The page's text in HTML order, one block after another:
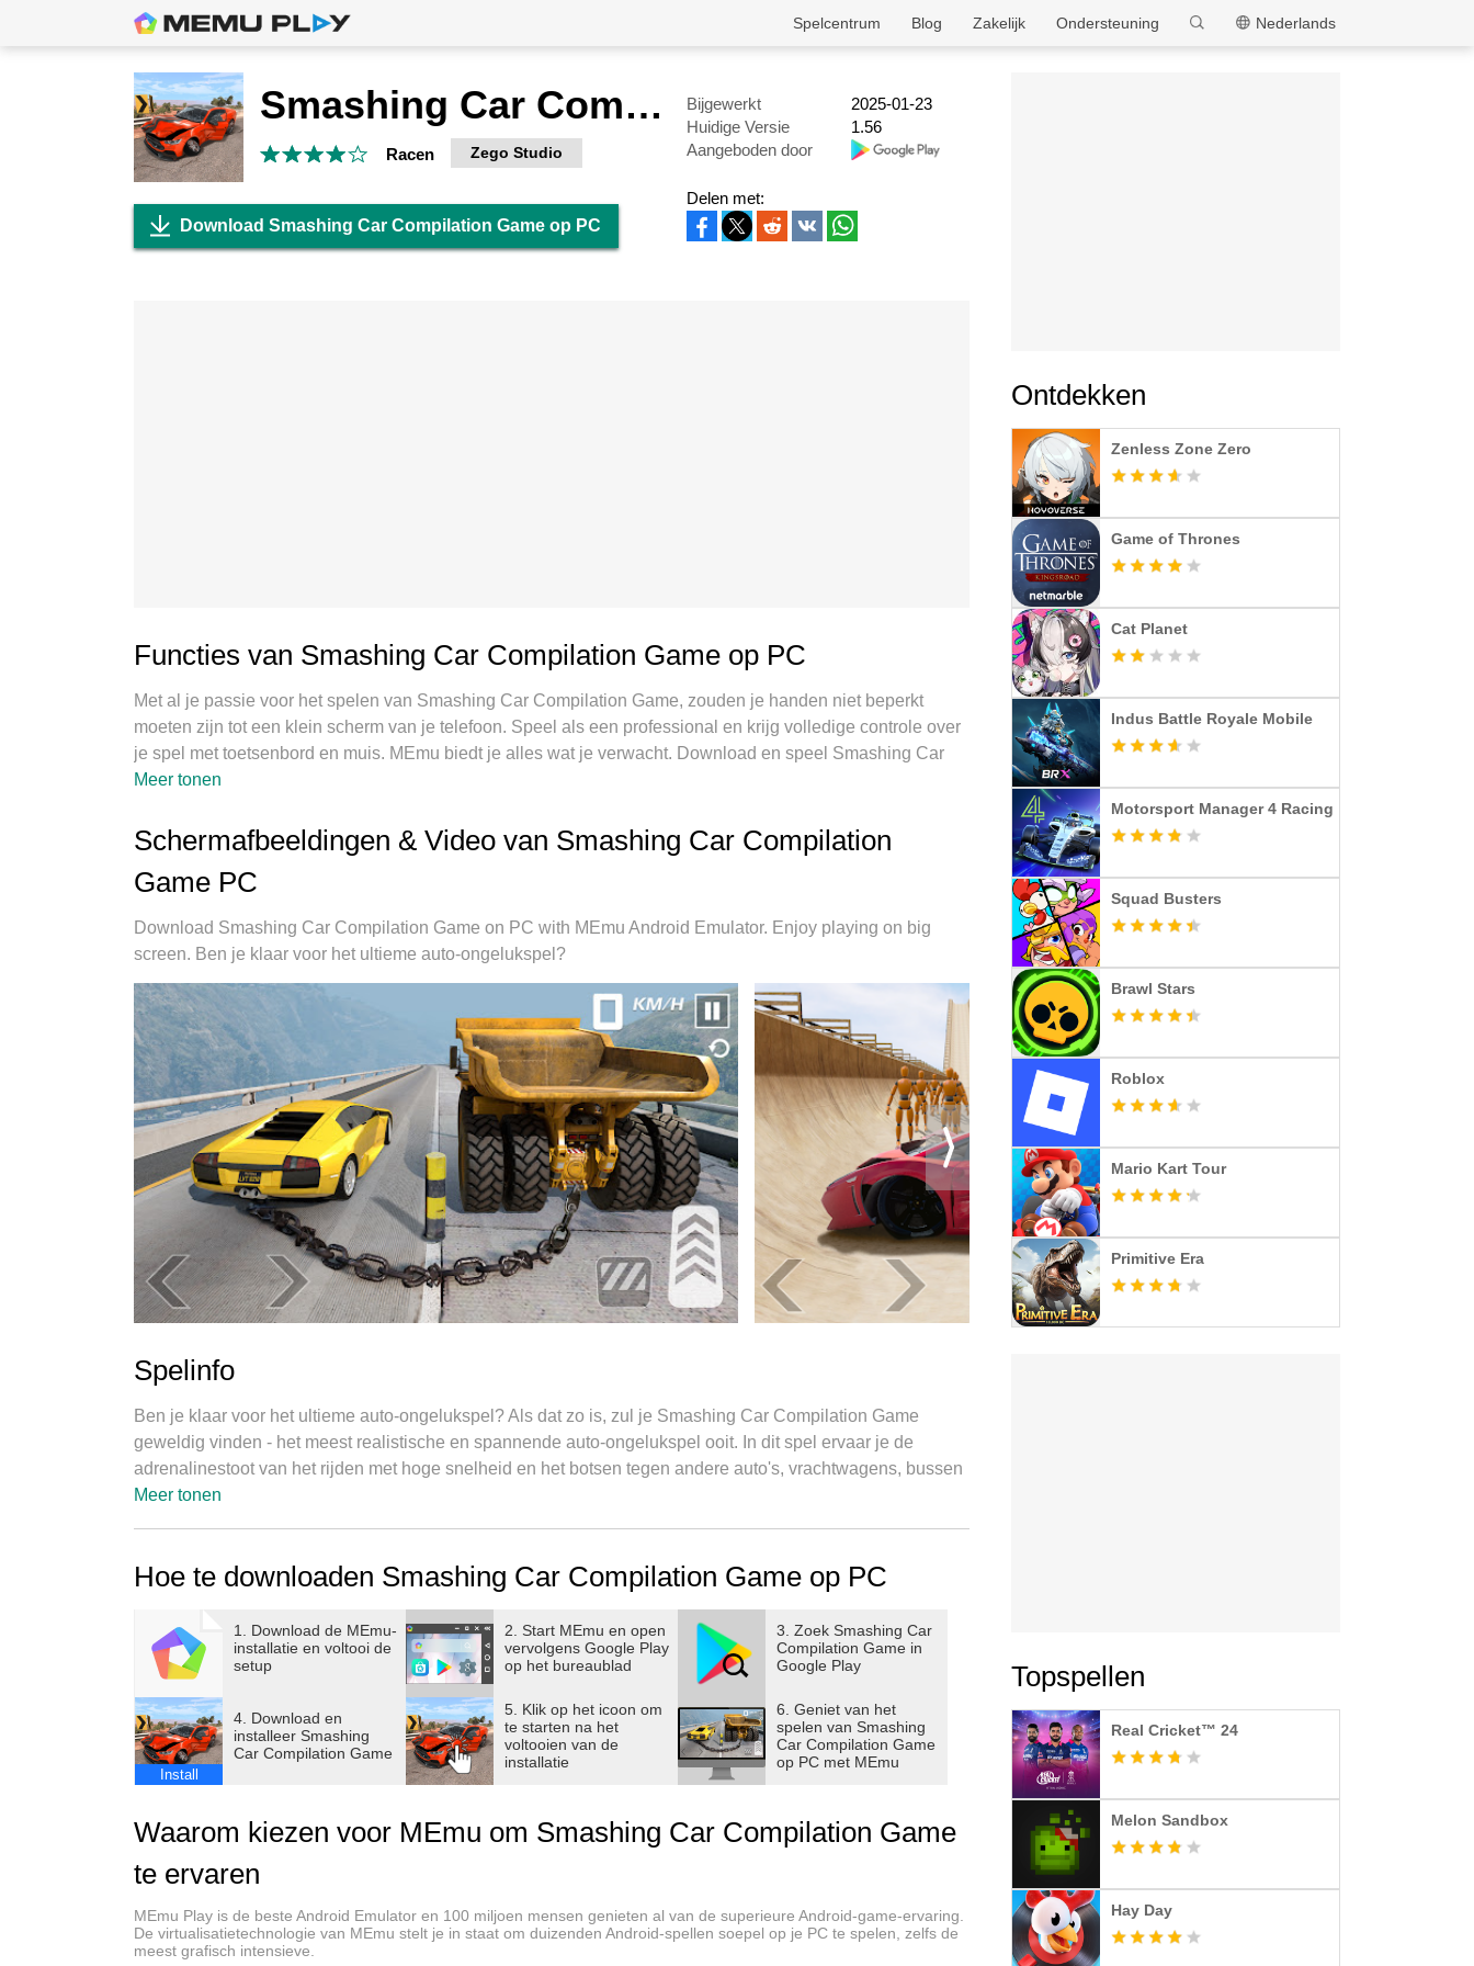
MEmu
Nederlands
Ondersteuning
Zakelijk
Blog
Spelcentrum
Smashing Car Compilation Game
Racen Zego Studio
Bijgewerkt
2025-01-23
Huidige Versie
1.56
Aangeboden door
Download Smashing Car Compilation Game op PC
Delen met:
Functies van Smashing Car Compilation Game op PC
Met al je passie voor het spelen van Smashing Car Compilation Game, zouden je handen niet beperkt
moeten zijn tot een klein scherm van je telefoon. Speel als een professional en krijg volledige controle over
je spel met toetsenbord en muis. MEmu biedt je alles wat je verwacht. Download en speel Smashing Car
Compilation Game op PC. Speel zo lang als je wilt, geen beperkingen meer van batterij, mobiele data en
PC te spelen. Voorbereid met onze expertise, maakt het uitmuntende vooraf ingestelde keymapping
systeem van Smashing Car Compilation Game een echt PC-spel. MEmu multi-instance manager maakt het
spelen van 2 of meer accounts op hetzelfde apparaat mogelijk. En het belangrijkste, onze exclusieve
Meer tonen
Schermafbeeldingen & Video van Smashing Car Compilation
Game PC
Download Smashing Car Compilation Game on PC with MEmu Android Emulator. Enjoy playing on big
screen. Ben je klaar voor het ultieme auto-ongelukspel?
Spelinfo
Ben je klaar voor het ultieme auto-ongelukspel? Als dat zo is, zul je Smashing Car Compilation Game
geweldig vinden - het meest realistische en spannende auto-ongelukspel ooit. In dit spel ervaar je de
adrenalinestoot van het rijden met hoge snelheid en het botsen tegen andere auto's, vrachtwagens, bussen
en meer. Je zult ook getuige zijn van de verbazingwekkende fysica en graphics van de schade en
Leg je handen op het stuur en rijd met je sportracewagen in dit gratis spetterende spel. In dit gratis spel kun
gratis 3D-crashsimulator te verkennen en geniet van de gratis autospellen tegen andere race-
tegenstanders.
Smashing Car Compilation Game is niet zomaar een spel, het is een simulatie. Je zal:
- Kies uit een verscheidenheid aan voertuigen en pas ze aan met verschillende onderdelen en kleuren
regenachtige nachten
- Daag jezelf uit met verschillende modi en missies, van racen tot sloopderby, van stuntrijden tot overleven.
- Geniet van de uitstekende 3D-renderingtechnieken voor de auto-smash-simulator en realistische geluiden
Meer tonen
Hoe te downloaden Smashing Car Compilation Game op PC
1. Download de MEmu-
installatie en voltooi de
setup
2. Start MEmu en open
vervolgens Google Play
op het bureaublad
3. Zoek Smashing Car
Compilation Game in
Google Play
Install
4. Download en
installeer Smashing
Car Compilation Game
5. Klik op het icoon om
te starten na het
voltooien van de
installatie
6. Geniet van het
spelen van Smashing
Car Compilation Game
op PC met MEmu
Waarom kiezen voor MEmu om Smashing Car Compilation Game
te ervaren
MEmu Play is de beste Android Emulator en 100 miljoen mensen genieten al van de superieure Android-game-ervaring.
De virtualisatietechnologie van MEmu stelt je in staat om duizenden Android-spellen soepel op je PC te spelen, zelfs de
meest grafisch intensieve.
Ontdekken
Zenless Zone Zero
Game of Thrones
Cat Planet
Indus Battle Royale Mobile
Motorsport Manager 4 Racing
Squad Busters
Brawl Stars
Roblox
Mario Kart Tour
Primitive Era
Topspellen
Real Cricket™ 24
Melon Sandbox
Hay Day